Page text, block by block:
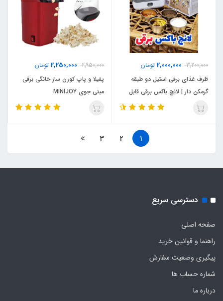
3,200,000
2,000,000 تومان
ظرف غذای برقی استیل دو طبقه
گرمکن دار | لانچ باکس برقی قابل
حمل
2,950,000
2,250,000 تومان
پفیلا و پاپ کورن ساز خانگی برقی
مینی جوی MINIJOY
1
2
3
دسترسی سریع
صفحه اصلی
راهنما و قوانین خرید
پیگیری وضعیت سفارش
شماره حساب ها
درباره ما